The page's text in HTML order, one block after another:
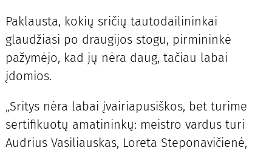
Paklausta, kokių sričių tautodailininkai
glaudžiasi po draugijos stogu, pirmininkė
pažymėjo, kad jų nėra daug, tačiau labai
įdomios.
„Sritys nėra labai įvairiapusiškos, bet turime
sertifikuotų amatininkų: meistro vardus turi
Audrius Vasiliauskas, Loreta Steponavičienė,